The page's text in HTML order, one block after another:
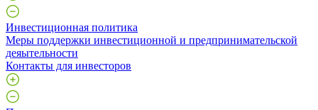
Инвестиционная политика
Меры поддержки инвестиционной и предпринимательской
деяытельности
Контакты для инвесторов